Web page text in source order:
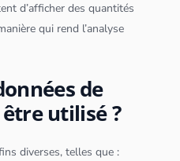
d’afficher des quantités
qui rend l’analyse
de
utilisé ?
diverses, telles que :